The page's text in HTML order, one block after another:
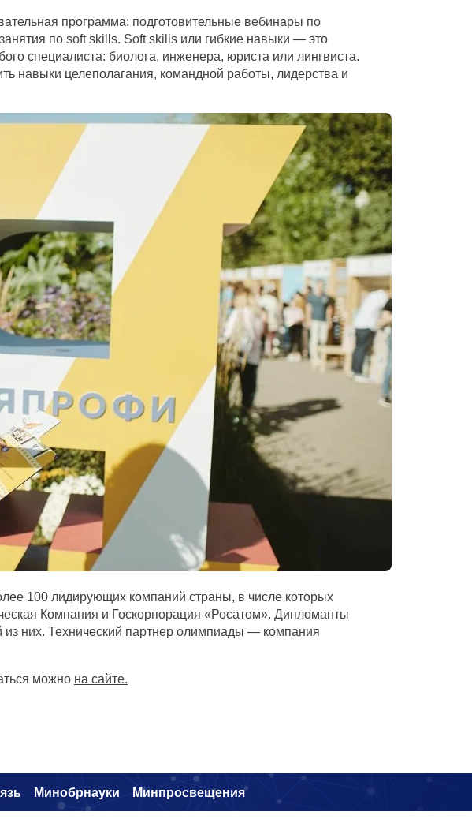
программа: подготовительные вебинары по
по soft skills. Soft skills или гибкие навыки — это
специалиста: биолога, инженера, юриста или лингвиста.
навыки целеполагания, командной работы, лидерства и
100 лидирующих компаний страны, в числе которых
Компания и Госкорпорация «Росатом». Дипломанты
из них. Технический партнер олимпиады — компания
можно на сайте.
Минобрнауки Минпросвещения